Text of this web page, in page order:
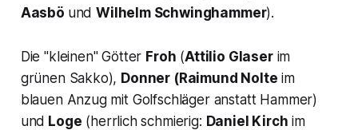
Aasbö undWilhelm Schwinghammer).
Die "kleinen" Götter Froh (Attilio Glaserim
grünen Sakko), Donner (Raimund Nolte im
blauen Anzug mit Golfschläger anstatt Hammer)
und Loge (herrlich schmierig: Daniel Kirch im